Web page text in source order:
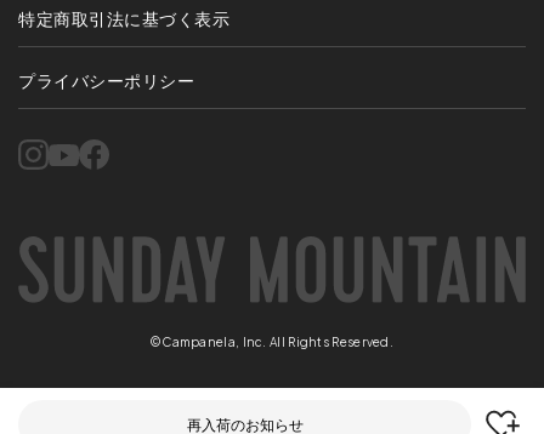
特定商取引法に基づく表示
プライバシーポリシー
©Campanela, Inc. All Rights Reserved.
再入荷のお知らせ